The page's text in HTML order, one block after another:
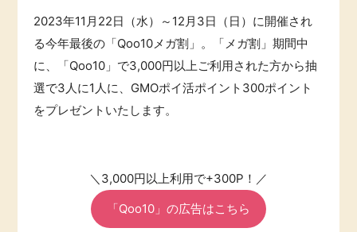
モニター
ポイ活お得情報
進学・教育
美容・健康
有料サービス
家計の固定費
2023年11月22日（水）～12月3日（日）に開催され
る今年最後の「Qoo10メガ割」。「メガ割」期間中
に、「Qoo10」で3,000円以上ご利用された方から抽
選で3人に1人に、GMOポイ活ポイント300ポイント
をプレゼントいたします。
＼3,000円以上利用で+300P！／
「Qoo10」の広告はこちら